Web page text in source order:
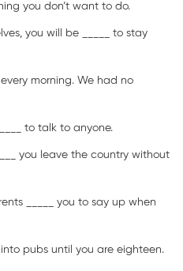
you don’t want to do.
you will be _____ to stay
every morning. We had no
to talk to anyone.
you leave the country without
_____ you to say up when
pubs until you are eighteen.